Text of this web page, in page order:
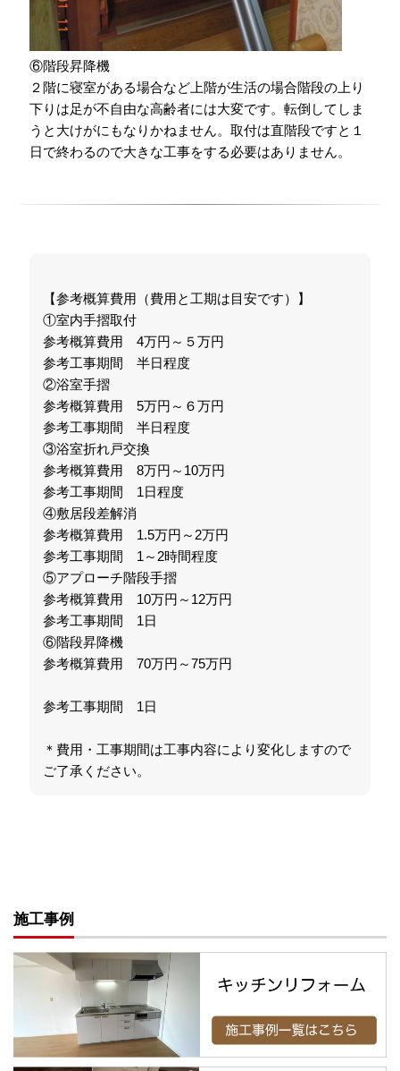
⑥階段昇降機
２階に寝室がある場合など上階が生活の場合階段の上り
下りは足が不自由な高齢者には大変です。転倒してしま
うと大けがにもなりかねません。取付は直階段ですと１
日で終わるので大きな工事をする必要はありません。
【参考概算費用（費用と工期は目安です）】
①室内手摺取付
参考概算費用 4万円～５万円
参考工事期間 半日程度
②浴室手摺
参考概算費用 5万円～６万円
参考工事期間 半日程度
③浴室折れ戸交換
参考概算費用 8万円～10万円
参考工事期間 1日程度
④敷居段差解消
参考概算費用 1.5万円～2万円
参考工事期間 1～2時間程度
⑤アプローチ階段手摺
参考概算費用 10万円～12万円
参考工事期間 1日
⑥階段昇降機
参考概算費用 70万円～75万円
参考工事期間 1日
＊費用・工事期間は工事内容により変化しますので
ご了承ください。
施工事例